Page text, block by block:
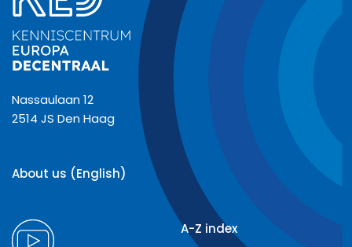
Nassaulaan 12
2514 JS Den Haag
About us (English)
A-Z index